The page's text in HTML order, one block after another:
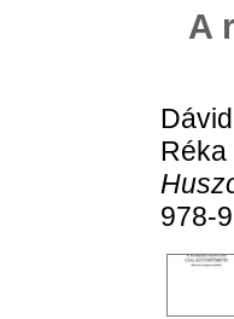
A
Réka
978-